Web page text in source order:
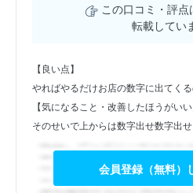
この口コミ・評点
転載してい
【良い点】
やればやるだけお店の数字に出てく
【気になること・改善したほうがいい
そのせいで上からは数字出せ数字出
会員登録（無料）